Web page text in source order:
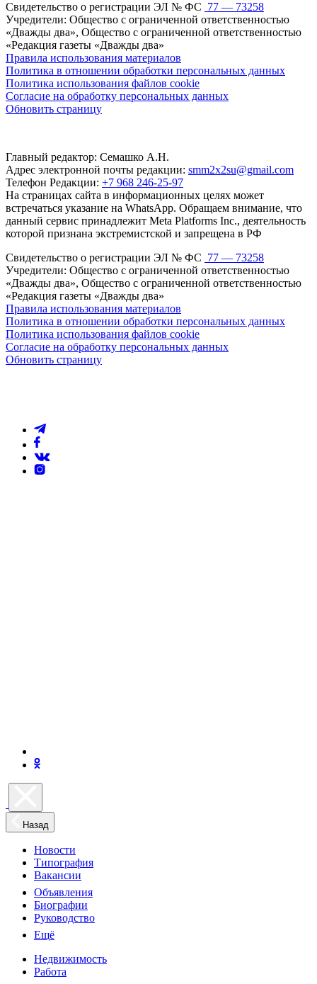
Свидетельство о регистрации ЭЛ № ФС 77 — 73258
Учредители: Общество с ограниченной ответственностью
«Дважды два», Общество с ограниченной ответственностью
«Редакция газеты «Дважды два»
Правила использования материалов
Политика в отношении обработки персональных данных
Политика использования файлов cookie
Согласие на обработку персональных данных
Обновить страницу
Главный редактор: Семашко А.Н.
Адрес электронной почты редакции: smm2x2su@gmail.com
Телефон Редакции: +7 968 246-25-97
На страницах сайта в информационных целях может
встречаться указание на WhatsApp. Обращаем внимание, что
данный сервис принадлежит Meta Platforms Inc., деятельность
которой признана экстремистской и запрещена в РФ
Свидетельство о регистрации ЭЛ № ФС 77 — 73258
Учредители: Общество с ограниченной ответственностью
«Дважды два», Общество с ограниченной ответственностью
«Редакция газеты «Дважды два»
Правила использования материалов
Политика в отношении обработки персональных данных
Политика использования файлов cookie
Согласие на обработку персональных данных
Обновить страницу
Назад
Новости
Типография
Вакансии
Объявления
Биографии
Руководство
Ещё
Недвижимость
Работа